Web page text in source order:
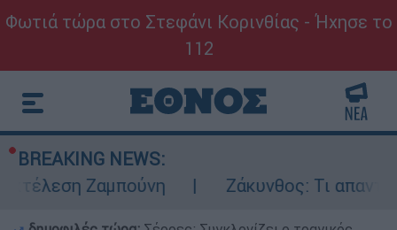
Φωτιά τώρα στο Στεφάνι Κορινθίας - Ήχησε το
112
BREAKING NEWS:
Ζαμπούνη
Ζάκυνθος: Τι απαντά